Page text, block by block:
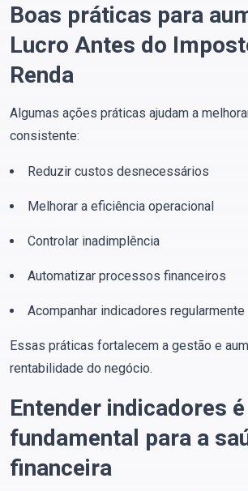
Boas práticas para
Lucro Antes do
Renda
Algumas ações práticas ajudam a
consistente:
Reduzir custos desnecessários
Melhorar a eficiência operacional
Controlar inadimplência
Automatizar processos financeiros
Acompanhar indicadores regularmente
Essas práticas fortalecem a gestão e
rentabilidade do negócio.
Entender indicadores é
fundamental para a
financeira